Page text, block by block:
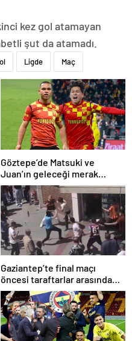
kez gol atamayan
şut da atamadı.
Ligde Maç
Göztepe’de Matsuki ve
Juan’ın geleceği merak
konusu
Gaziantep’te final maçı
öncesi taraftarlar arasında
tartışma çıktı